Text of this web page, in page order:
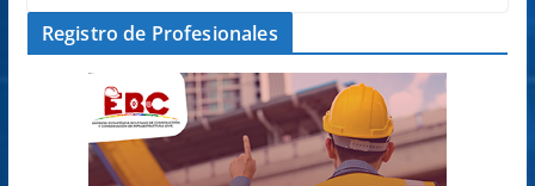
Registro de Profesionales